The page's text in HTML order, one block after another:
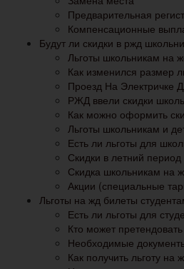
Предварительная
Компенсационные
Будут ли скидки в ржд
Льготы школьникам на
Как изменился размер
Проезд На Электричке
РЖД ввели скидки
Как можно оформить
Льготы школьникам и
Есть ли льготы для
Скидки в летний период
Скидка школьникам на
Акции (специальные
Льготы на жд билеты
Есть ли льготы для
Кто может
Необходимые
Как получить льготу на